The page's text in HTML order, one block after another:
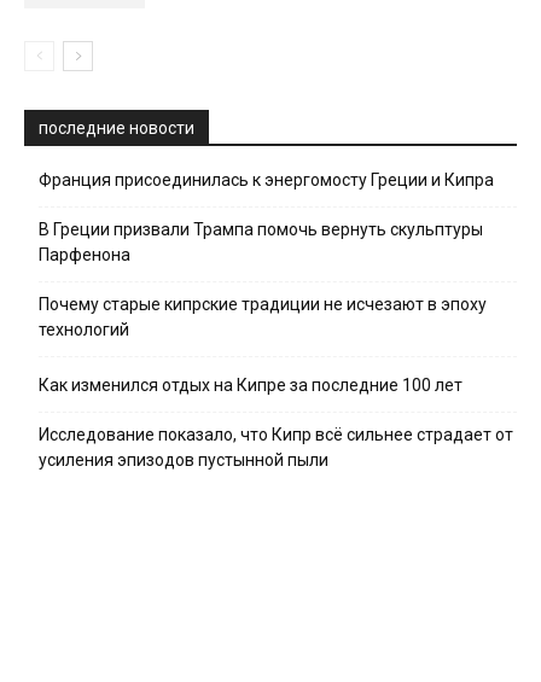
последние новости
Франция присоединилась к энергомосту Греции и Кипра
В Греции призвали Трампа помочь вернуть скульптуры
Парфенона
Почему старые кипрские традиции не исчезают в эпоху
технологий
Как изменился отдых на Кипре за последние 100 лет
Исследование показало, что Кипр всё сильнее страдает от
усиления эпизодов пустынной пыли